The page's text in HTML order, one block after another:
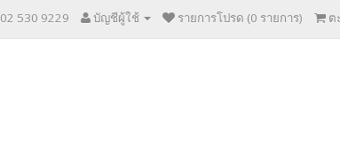
02 530 9229 บัญชีผู้ใช้ รายการโปรด (0 รายการ) ต